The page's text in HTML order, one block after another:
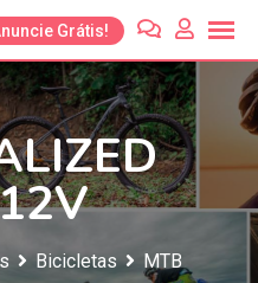
Grátis!
Bicicletas
MTB